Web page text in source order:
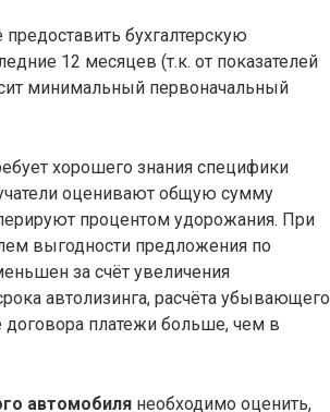
бухгалтерскую
12 месяцев (т.к. от показателей
минимальный первоначальный
хорошего знания специфики
оценивают общую сумму
процентом удорожания. При
выгодности предложения по
за счёт увеличения
автолизинга, расчёта убывающего
платежи больше, чем в
автомобиля необходимо оценить,